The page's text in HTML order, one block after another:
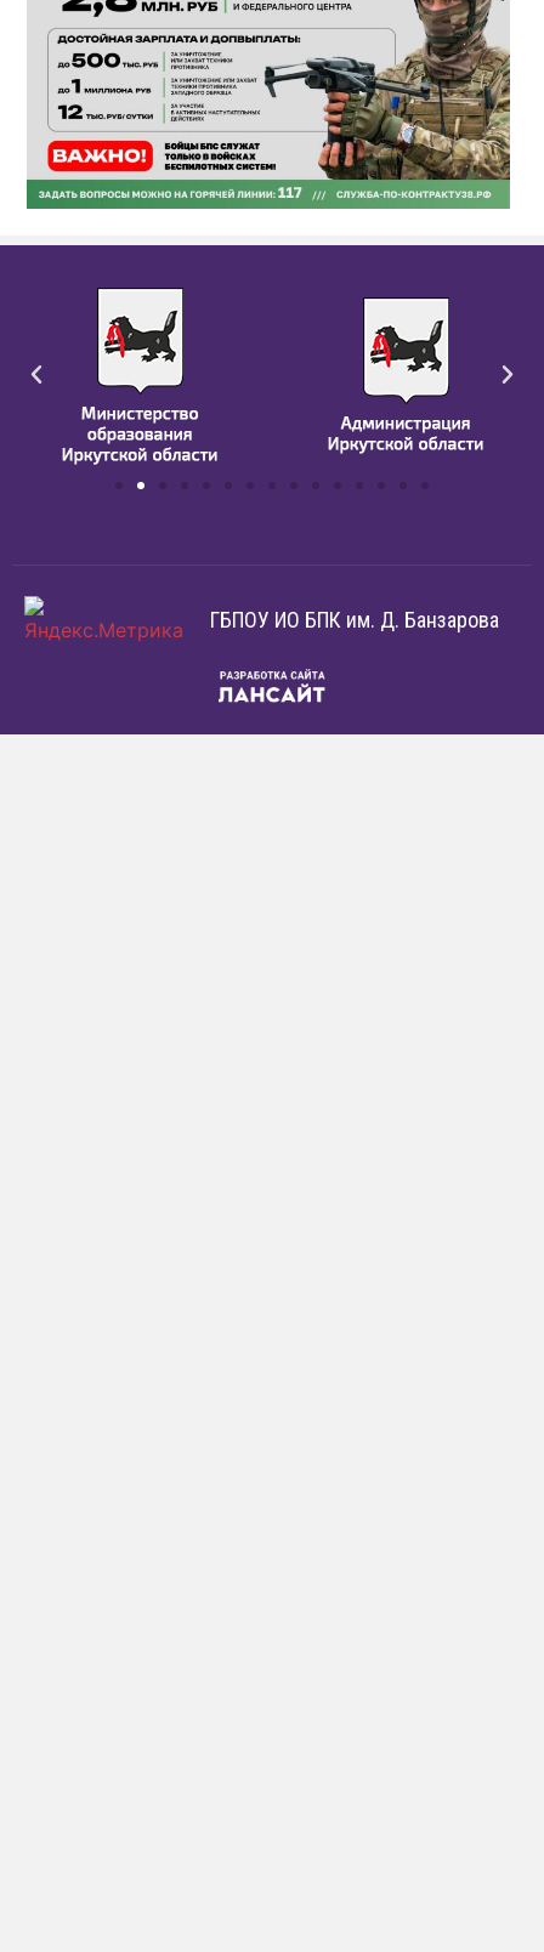
ГБПОУ ИО БПК им. Д. Банзарова